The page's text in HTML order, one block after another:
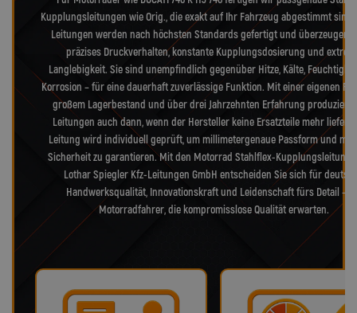
Kupplungsleitungen wie Orig., die exakt auf Ihr Fahrzeug abgestimmt sind.
Leitungen werden nach höchsten Standards gefertigt und überzeugen
präzises Druckverhalten, konstante Kupplungsdosierung und
Langlebigkeit. Sie sind unempfindlich gegenüber Hitze, Kälte,
Korrosion – für eine dauerhaft zuverlässige Funktion. Mit einer eigenen
großem Lagerbestand und über drei Jahrzehnten Erfahrung
Leitungen auch dann, wenn der Hersteller keine Ersatzteile mehr liefert.
Leitung wird individuell geprüft, um millimetergenaue Passform und
Sicherheit zu garantieren. Mit den Motorrad Stahlflex-
Lothar Spiegler Kfz-Leitungen GmbH entscheiden Sie sich für
Handwerksqualität, Innovationskraft und Leidenschaft fürs Detail –
Motorradfahrer, die kompromisslose Qualität erwarten.